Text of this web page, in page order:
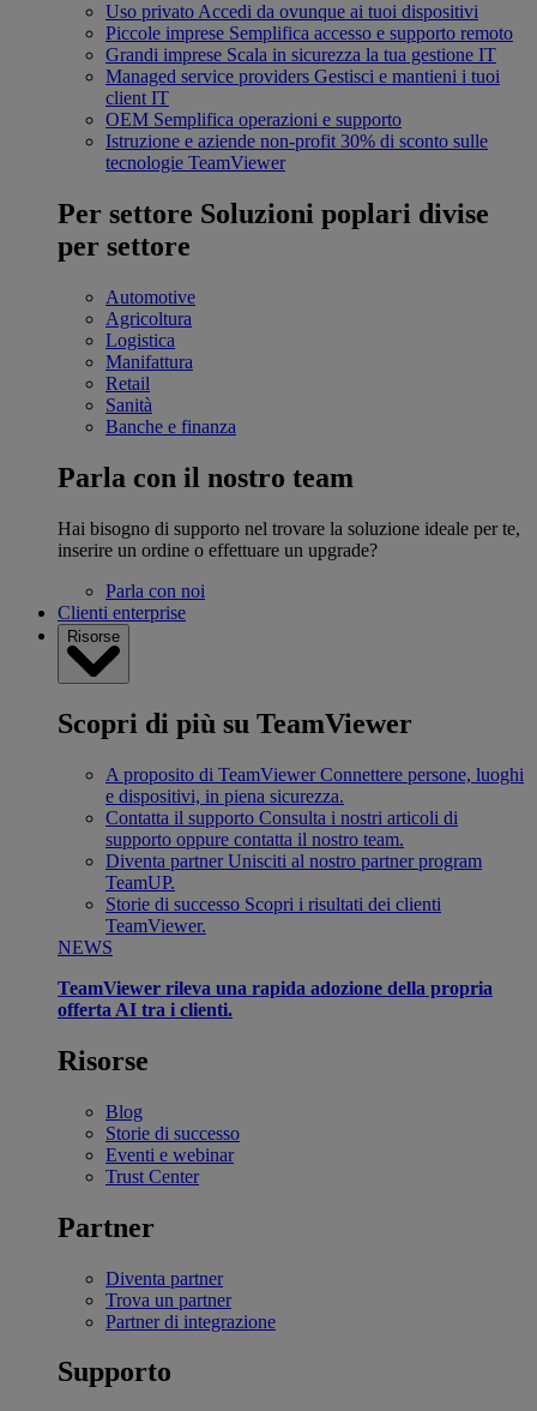
Uso privato Accedi da ovunque ai tuoi dispositivi
Piccole imprese Semplifica accesso e supporto remoto
Grandi imprese Scala in sicurezza la tua gestione IT
Managed service providers Gestisci e mantieni i tuoi
client IT
OEM Semplifica operazioni e supporto
Istruzione e aziende non-profit 30% di sconto sulle
tecnologie TeamViewer
Per settore Soluzioni poplari divise
per settore
Automotive
Agricoltura
Logistica
Manifattura
Retail
Sanità
Banche e finanza
Parla con il nostro team
Hai bisogno di supporto nel trovare la soluzione ideale per te,
inserire un ordine o effettuare un upgrade?
Parla con noi
Clienti enterprise
Risorse
Scopri di più su TeamViewer
A proposito di TeamViewer Connettere persone, luoghi
e dispositivi, in piena sicurezza.
Contatta il supporto Consulta i nostri articoli di
supporto oppure contatta il nostro team.
Diventa partner Unisciti al nostro partner program
TeamUP.
Storie di successo Scopri i risultati dei clienti
TeamViewer.
NEWS
TeamViewer rileva una rapida adozione della propria
offerta AI tra i clienti.
Risorse
Blog
Storie di successo
Eventi e webinar
Trust Center
Partner
Diventa partner
Trova un partner
Partner di integrazione
Supporto